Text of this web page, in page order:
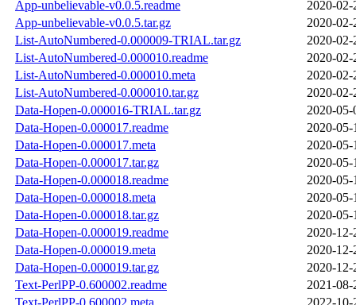
App-unbelievable-v0.0.5.readme
2020-02-
App-unbelievable-v0.0.5.tar.gz
2020-02-
List-AutoNumbered-0.000009-TRIAL.tar.gz
2020-02-
List-AutoNumbered-0.000010.readme
2020-02-
List-AutoNumbered-0.000010.meta
2020-02-
List-AutoNumbered-0.000010.tar.gz
2020-02-
Data-Hopen-0.000016-TRIAL.tar.gz
2020-05-
Data-Hopen-0.000017.readme
2020-05-
Data-Hopen-0.000017.meta
2020-05-
Data-Hopen-0.000017.tar.gz
2020-05-
Data-Hopen-0.000018.readme
2020-05-
Data-Hopen-0.000018.meta
2020-05-
Data-Hopen-0.000018.tar.gz
2020-05-
Data-Hopen-0.000019.readme
2020-12-
Data-Hopen-0.000019.meta
2020-12-
Data-Hopen-0.000019.tar.gz
2020-12-
Text-PerlPP-0.600002.readme
2021-08-